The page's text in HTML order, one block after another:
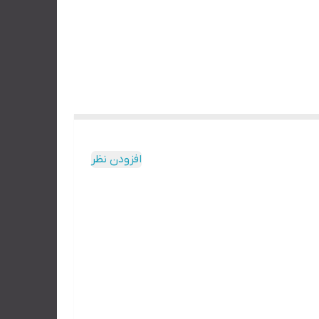
افزودن نظر